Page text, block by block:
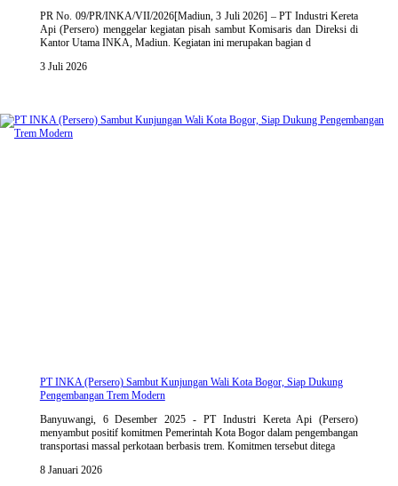
PR No. 09/PR/INKA/VII/2026[Madiun, 3 Juli 2026] – PT Industri Kereta
Api (Persero) menggelar kegiatan pisah sambut Komisaris dan Direksi di
Kantor Utama INKA, Madiun. Kegiatan ini merupakan bagian d
3 Juli 2026
PT INKA (Persero) Sambut Kunjungan Wali Kota Bogor, Siap Dukung
Pengembangan Trem Modern
Banyuwangi, 6 Desember 2025 - PT Industri Kereta Api (Persero)
menyambut positif komitmen Pemerintah Kota Bogor dalam pengembangan
transportasi massal perkotaan berbasis trem. Komitmen tersebut ditega
8 Januari 2026